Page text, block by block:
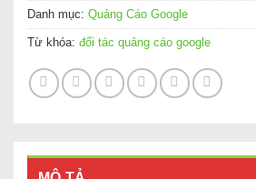
Danh mục: Quảng Cáo Google
Từ khóa: đối tác quảng cáo google